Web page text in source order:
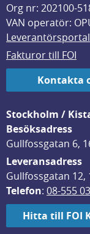
Org nr: 202100-
VAN operatör:
Fakturor till FOI
Kontakta
Stockholm /
Besöksadress
Gullfossgatan 6,
Leveransadress
Gullfossgatan 12,
Telefon: 08-555
Hitta till FOI